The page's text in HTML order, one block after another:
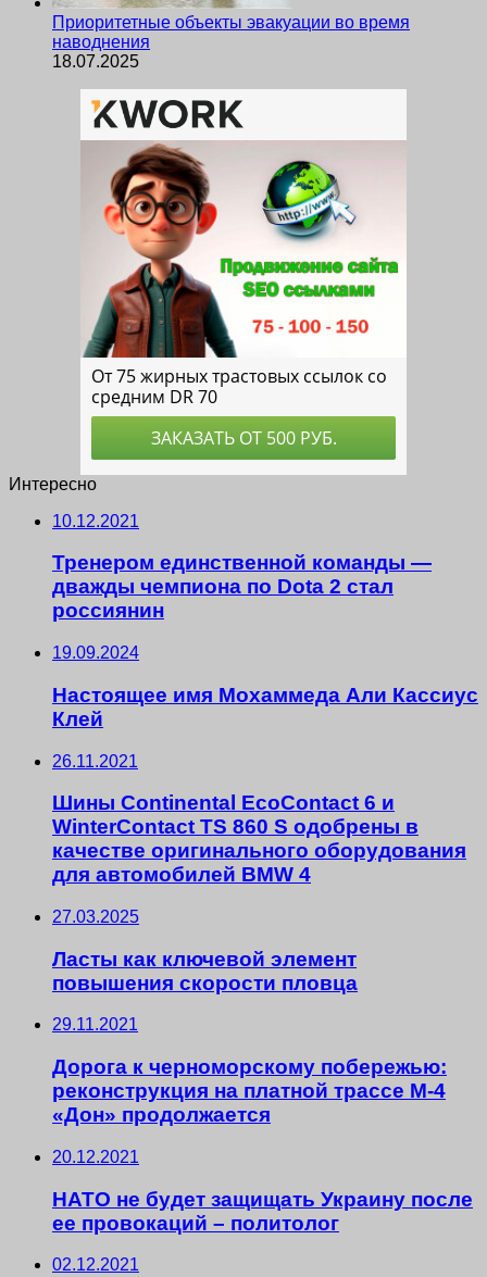
Приоритетные объекты эвакуации во время
наводнения
18.07.2025
Интересно
10.12.2021
Тренером единственной команды —
дважды чемпиона по Dota 2 стал
россиянин
19.09.2024
Настоящее имя Мохаммеда Али Кассиус
Клей
26.11.2021
Шины Continental EcoContact 6 и
WinterContact TS 860 S одобрены в
качестве оригинального оборудования
для автомобилей BMW 4
27.03.2025
Ласты как ключевой элемент
повышения скорости пловца
29.11.2021
Дорога к черноморскому побережью:
реконструкция на платной трассе М-4
«Дон» продолжается
20.12.2021
НАТО не будет защищать Украину после
ее провокаций – политолог
02.12.2021